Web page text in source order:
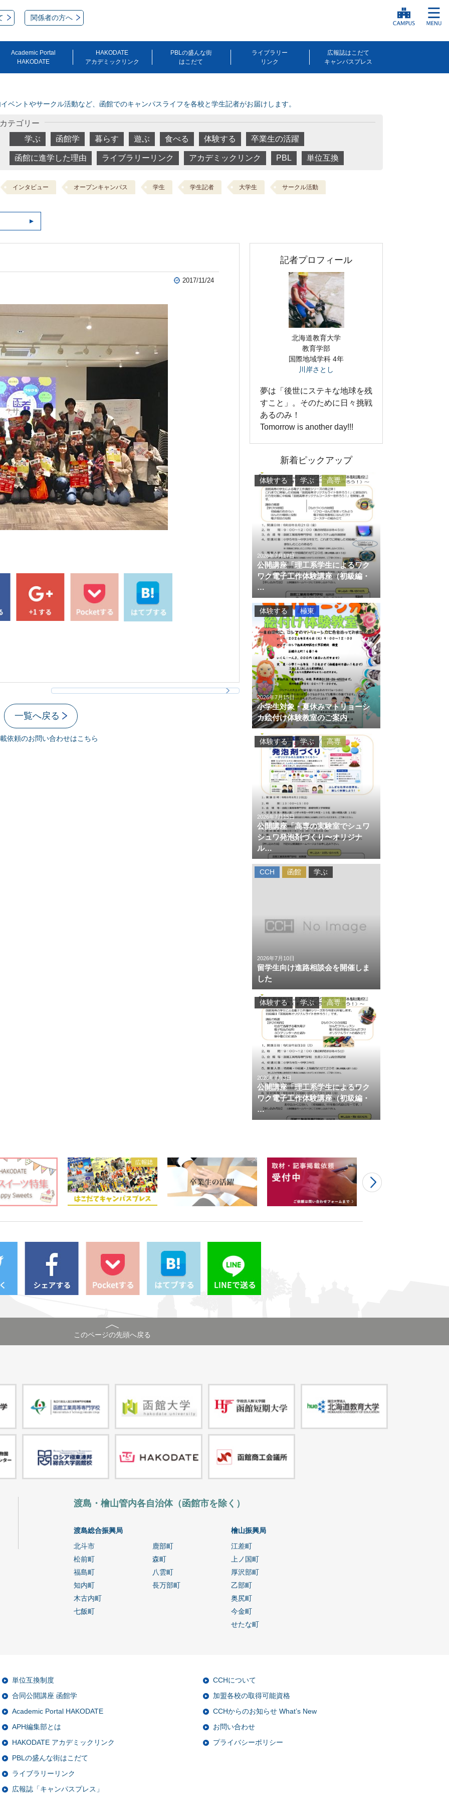
関係者の方へ
Academic Portal
HAKODATE
HAKODATE
アカデミックリンク
PBLの盛んな街
はこだて
ライブラリー
リンク
広報誌はこだて
キャンパスプレス
ベントやサークル活動など、函館でのキャンパスライフを各校と学生記者がお届けします。
カテゴリー
学ぶ
函館学 暮らす 遊ぶ 食べる 体験する 卒業生の活躍
函館に進学した理由 ライブラリーリンク アカデミックリンク PBL 単位互換
インタビュー オープンキャンパス 学生 学生記者 大学生 サークル活動
2017/11/24
一覧へ戻る
依頼のお問い合わせはこちら
記者プロフィール
北海道教育大学
教育学部
国際地域学科 4年
川岸さとし
夢は「後世にステキな地球を残
すこと」。そのために日々挑戦
あるのみ！
Tomorrow is another day!!!
新着ピックアップ
2026年7月17日
公開講座「理工系学生によるワク
ワク電子工作体験講座（初級編・
…
体験する 学ぶ 高専
2026年7月15日
小学生対象・夏休みマトリョーシ
カ絵付け体験教室のご案内
体験する 極東
2026年7月15日
公開講座「高専の実験室でシュワ
シュワ発泡剤づくり〜オリジナ
ル…
体験する 学ぶ 高専
2026年7月10日
留学生向け進路相談会を開催しま
した
CCH 函館 学ぶ
2026年7月3日
公開講座「理工系学生によるワク
ワク電子工作体験講座（初級編・
…
体験する 学ぶ 高専
このページの先頭へ戻る
渡島・檜山管内各自治体（函館市を除く）
渡島総合振興局
北斗市
松前町
福島町
知内町
木古内町
七飯町
鹿部町
森町
八雲町
長万部町
檜山振興局
江差町
上ノ国町
厚沢部町
乙部町
奥尻町
今金町
せたな町
単位互換制度
合同公開講座 函館学
Academic Portal HAKODATE
APH編集部とは
HAKODATE アカデミックリンク
PBLの盛んな街はこだて
ライブラリーリンク
広報誌「キャンパスプレス」
CCHについて
加盟各校の取得可能資格
CCHからのお知らせ What’s New
お問い合わせ
プライバシーポリシー